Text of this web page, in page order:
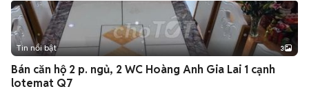
Tin nổi bật 3
Bán căn hộ 2 p. ngủ, 2 WC Hoàng Anh Gia Lai 1 cạnh
lotemat Q7